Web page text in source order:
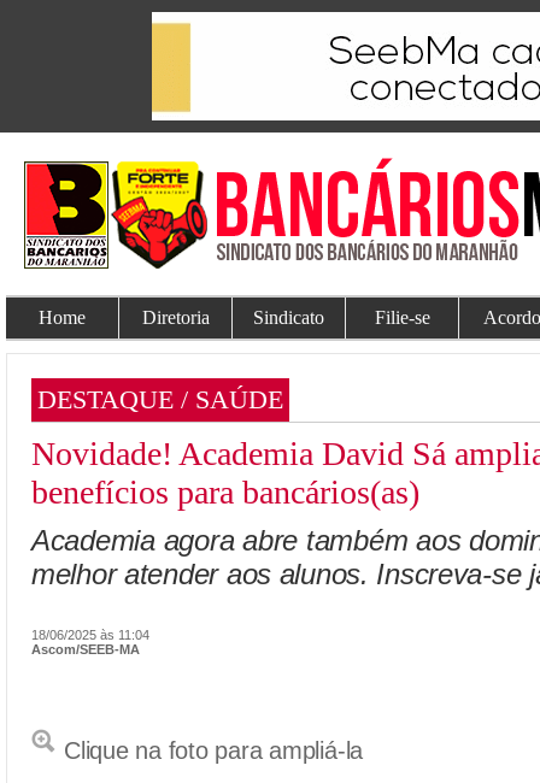
Home Diretoria Sindicato Filie-se
DESTAQUE / SAÚDE
Novidade! Academia David Sá
benefícios para bancários(as)
Academia agora abre também aos
melhor atender aos alunos. Inscreva-se
18/06/2025 às 11:04
Ascom/SEEB-MA
Clique na foto para ampliá-la